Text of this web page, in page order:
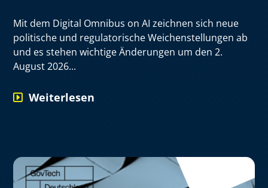
​Mit dem Digital Omnibus on AI zeichnen sich neue
politische und regulatorische Weichenstellungen ab
und es stehen wichtige Änderungen um den 2.
August 2026...
Weiterlesen